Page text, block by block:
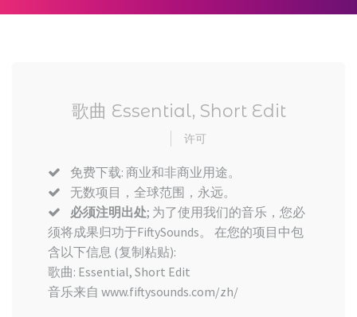
歌曲 Essential, Short Edit
许可
免费下载: 商业和非商业用途。
无数项目，全球范围，永远。
必须注明出处; 为了使用我们的音乐，您必
须将成果归功于FiftySounds。 在您的项目中包
含以下信息 (复制粘贴):
歌曲: Essential, Short Edit
音乐来自 www.fiftysounds.com/zh/